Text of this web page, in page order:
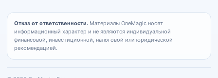
Отказ от ответственности. Материалы OneMagic носят
информационный характер и не являются индивидуальной
финансовой, инвестиционной, налоговой или юридической
рекомендацией.